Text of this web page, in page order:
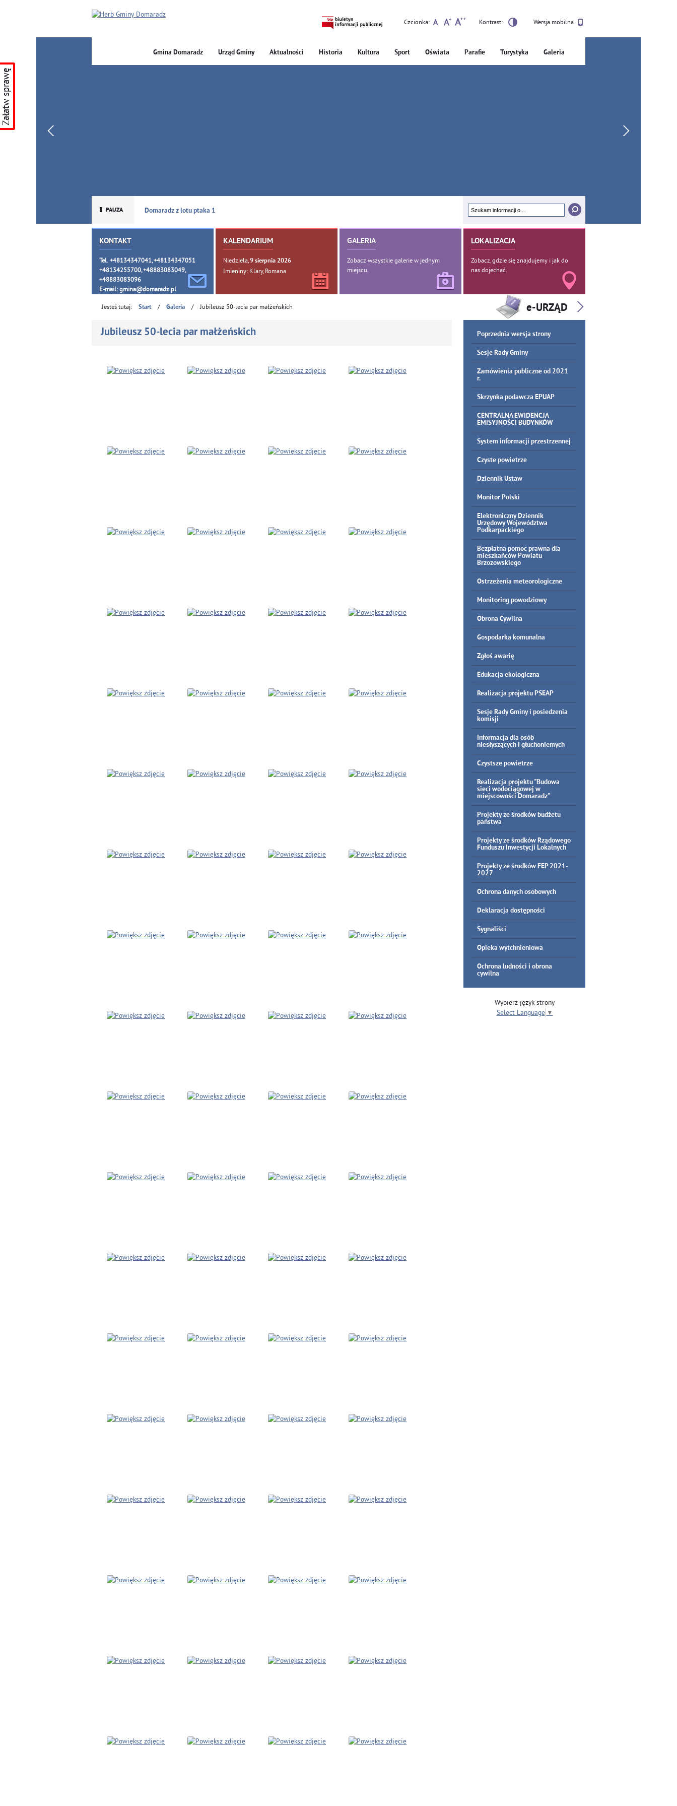
Wersja mobilna
Czcionka: Kontrast:
Gmina Domaradz Urząd Gminy Aktualności Historia Kultura Sport Oświata Parafie Turystyka Galeria
Domaradz z lotu ptaka 1
KONTAKT
Tel. +48134347041, +48134347051
+48134255700, +48883083049,
+48883083096
E-mail: gmina@domaradz.pl
KALENDARIUM
Niedziela, 9sierpnia 2026
Imieniny: Klary, Romana
GALERIA
Zobacz wszystkie galerie w jednym
miejscu.
LOKALIZACJA
Zobacz, gdzie się znajdujemy i jak do
nas dojechać.
Załatw sprawę
Jesteś tutaj: Start / Galeria / Jubileusz 50-lecia par małżeńskich
Jubileusz 50-lecia par małżeńskich Poprzednia wersja strony
Sesje Rady Gminy
Zamówienia publiczne od 2021
r.
Skrzynka podawcza EPUAP
CENTRALNA EWIDENCJA
EMISYJNOŚCI BUDYNKÓW
System informacji przestrzennej
Czyste powietrze
Dziennik Ustaw
Monitor Polski
Elektroniczny Dziennik
Urzędowy Województwa
Podkarpackiego
Bezpłatna pomoc prawna dla
mieszkańców Powiatu
Brzozowskiego
Ostrzeżenia meteorologiczne
Monitoring powodziowy
Obrona Cywilna
Gospodarka komunalna
Zgłoś awarię
Edukacja ekologiczna
Realizacja projektu PSEAP
Sesje Rady Gminy i posiedzenia
komisji
Informacja dla osób
niesłyszących i głuchoniemych
Czystsze powietrze
Realizacja projektu "Budowa
sieci wodociągowej w
miejscowości Domaradz"
Projekty ze środków budżetu
państwa
Projekty ze środków Rządowego
Funduszu Inwestycji Lokalnych
Projekty ze środków FEP 2021-
2027
Ochrona danych osobowych
Deklaracja dostępności
Sygnaliści
Opieka wytchnieniowa
Ochrona ludności i obrona
cywilna
Wybierz język strony
Select Language ▼